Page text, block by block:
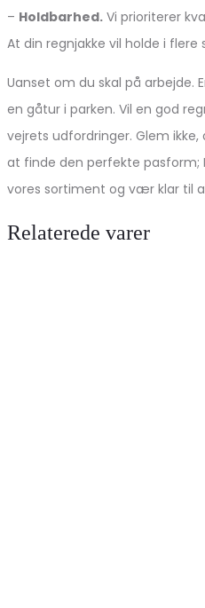
– Holdbarhed. Vi prioriterer
At din regnjakke vil holde i
Uanset om du skal på arbejde.
en gåtur i parken. Vil en god
vejrets udfordringer. Glem
at finde den perfekte pasform;
vores sortiment og vær klar til
Relaterede varer